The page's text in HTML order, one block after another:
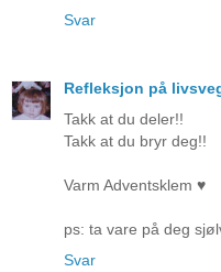
Svar
Refleksjon på
Takk at du deler!!
Takk at du bryr deg!!
Varm Adventsklem ♥
ps: ta vare på deg
Svar